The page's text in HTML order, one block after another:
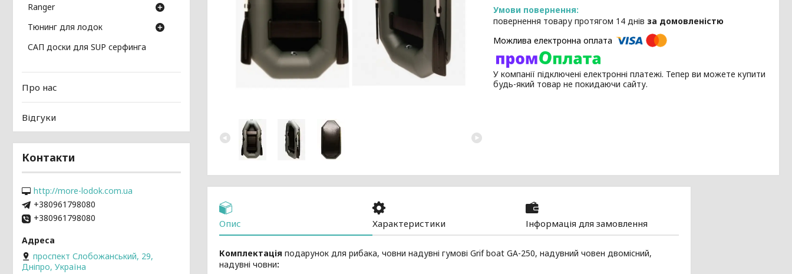
повернення товару протягом 14 днів за домовленістю
У компанії підключені електронні платежі. Тепер ви можете купити
будь-який товар не покидаючи сайту.
Опис Характеристики Інформація для замовлення
Комплектація подарунок для рибака, човни надувні гумові Grif boat GA-250, надувний човен двомісний,
надувні човни:
Ranger
Тюнинг для лодок
САП доски для SUP серфинга
Про нас
Відгуки
Контакти
http://more-lodok.com.ua
+380961798080
+380961798080
проспект Слобожанський, 29,
Дніпро, Україна